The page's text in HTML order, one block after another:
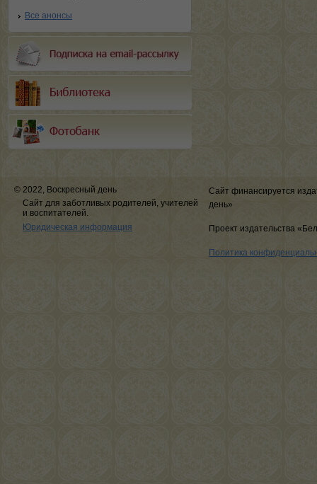
Все анонсы
© 2022, Воскресный день
Сайт для заботливых родителей, учителей
и воспитателей.
Юридическая информация
Сайт финансируется
день»
Проект издательства
Политика